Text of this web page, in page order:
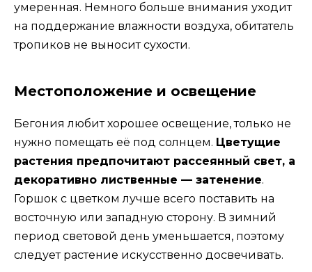
умеренная. Немного больше внимания уходит
на поддержание влажности воздуха, обитатель
тропиков не выносит сухости.
Местоположение и освещение
Бегония любит хорошее освещение, только не
нужно помещать её под солнцем. Цветущие
растения предпочитают рассеянный свет, а
декоративно лиственные — затенение.
Горшок с цветком лучше всего поставить на
восточную или западную сторону. В зимний
период световой день уменьшается, поэтому
следует растение искусственно досвечивать.